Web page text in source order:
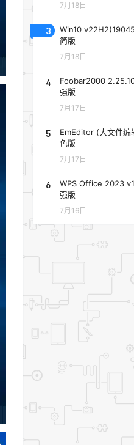
7月18日
3
Win10
简版
7月18日
4
Foobar2000
强版
7月17日
5
EmEditor (大文件
色版
7月17日
6
WPS Office 2023
强版
7月16日